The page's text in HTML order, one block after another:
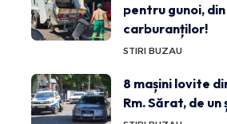
pentru gunoi,
carburanților!
STIRI BUZAU
8 mașini lovite
Rm. Sărat, de